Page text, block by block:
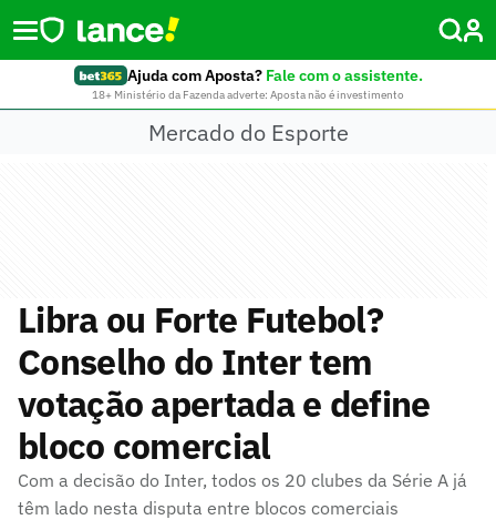
Ajuda com Aposta? Fale com o assistente.
18+ Ministério da Fazenda adverte: Aposta não é investimento
Mercado do Esporte
Libra ou Forte Futebol?
Conselho do Inter tem
votação apertada e define
bloco comercial
Com a decisão do Inter, todos os 20 clubes da Série A já
têm lado nesta disputa entre blocos comerciais